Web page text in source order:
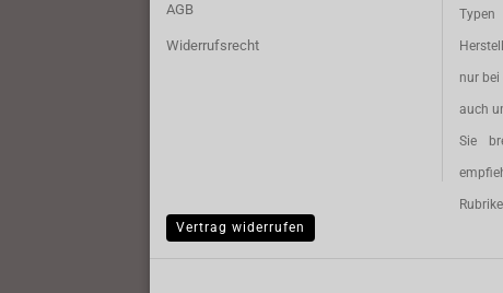
AGB
Widerrufsrecht
nur bei
auch
Sie
Vertrag widerrufen